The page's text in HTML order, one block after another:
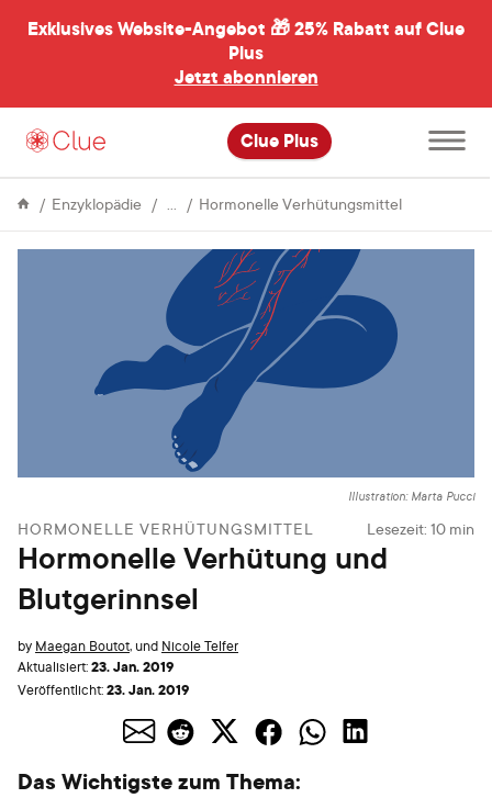
Exklusives Website-Angebot 🎁25% Rabatt auf Clue
Plus
Jetzt abonnieren
Clue Plus
öffnen
Enzyklopädie Verhütungsmittel
Hormonelle VerhütungsmittelHormonelle
Illustration: Marta Pucci
HORMONELLE VERHÜTUNGSMITTEL Lesezeit: 10 min
Hormonelle Verhütung und
Blutgerinnsel
by Maegan Boutot, und Nicole Telfer
Aktualisiert:23. Jan. 2019
Veröffentlicht:23. Jan. 2019
Das Wichtigste zum Thema: